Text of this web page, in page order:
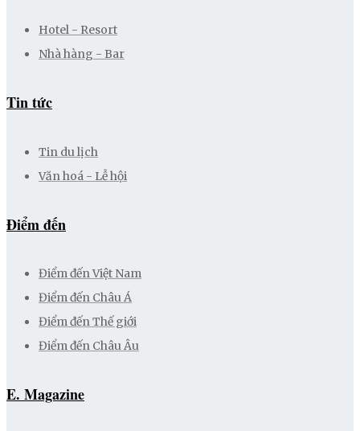
Hotel - Resort
Nhà hàng - Bar
Tin tức
Tin du lịch
Văn hoá - Lễ hội
Điểm đến
Điểm đến Việt Nam
Điểm đến Châu Á
Điểm đến Thế giới
Điểm đến Châu Âu
E. Magazine